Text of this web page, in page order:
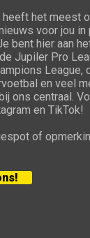
het meest
voor jou in
bent hier aan
Jupiler Pro
League,
en veel
ons centraal.
en TikTok!
of